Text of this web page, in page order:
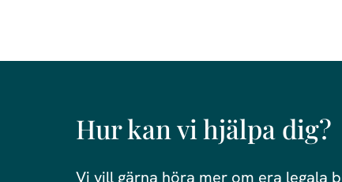
Hur kan vi hjälpa dig?
Vi vill gärna höra mer om era legala